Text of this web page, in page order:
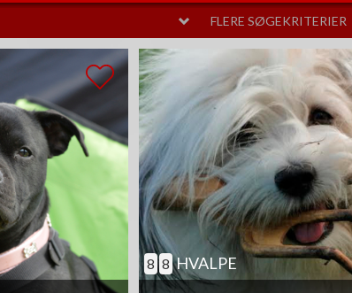
VÆLGPELSPLEJE
LIDT MELLEM MEGET
GOD TIL ÆLDRE
JAGTHUND
GØR SJÆLDENT
FLERE SØGEKRITERIER
8 8 HVALPE